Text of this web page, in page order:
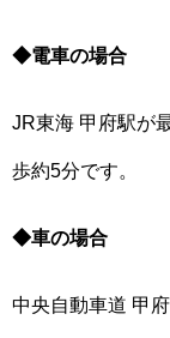
◆電車の場合
JR東海 甲府駅が
歩約5分です。
◆車の場合
中央自動車道 甲